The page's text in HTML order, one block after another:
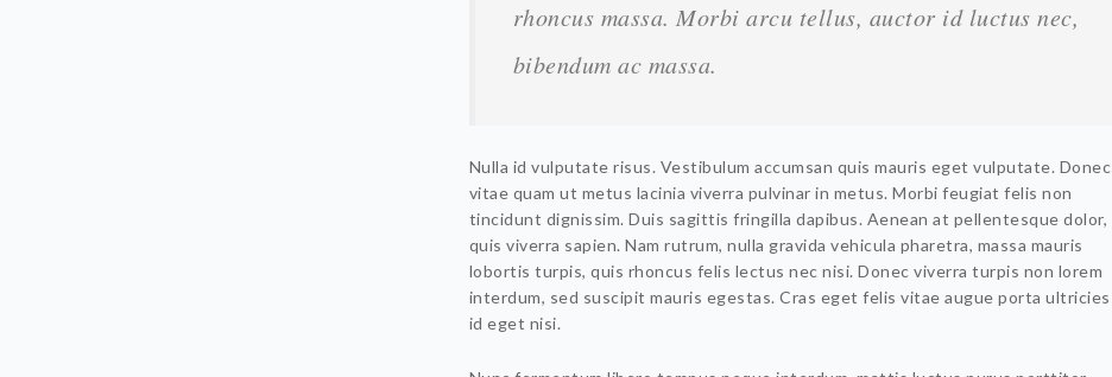
rhoncus massa. Morbi arcu tellus, auctor id luctus nec,
bibendum ac massa.
Nulla id vulputate risus. Vestibulum accumsan quis mauris eget vulputate. Donec
vitae quam ut metus lacinia viverra pulvinar in metus. Morbi feugiat felis non
tincidunt dignissim. Duis sagittis fringilla dapibus. Aenean at pellentesque dolor,
quis viverra sapien. Nam rutrum, nulla gravida vehicula pharetra, massa mauris
lobortis turpis, quis rhoncus felis lectus nec nisi. Donec viverra turpis non lorem
interdum, sed suscipit mauris egestas. Cras eget felis vitae augue porta ultricies
id eget nisi.